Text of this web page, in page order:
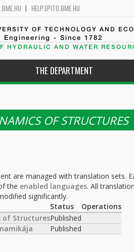
HELP.EPITO.BME.HU
OF TECHNOLOGY AND
- Since 1782
HYDRAULIC AND WATER
THE DEPARTMENT
OF STRUCTURES
are managed with translation sets.
the enabled languages. All
significantly.
Status
Operations
of StructuresPublished
Published